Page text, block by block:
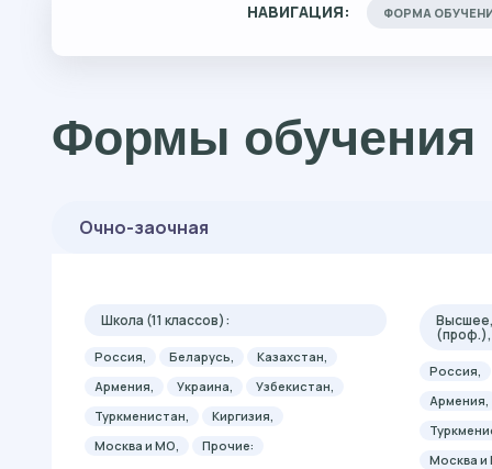
НАВИГАЦИЯ: ФОРМА
Формы обучения
Очно-заочная
Школа (11 классов):
Россия, Беларусь,
Казахстан,
Армения,
Украина,
Узбекистан,
Туркменистан,
Киргизия,
Москва и МО,
Прочие:
Россия,
Армения,
Москва и